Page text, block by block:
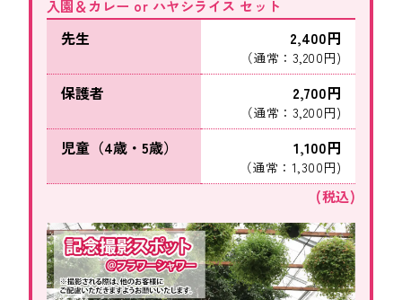
入園＆カレー or ハヤシライス セット
先生 2,400円
（通常：3,200円)
保護者 2,700円
（通常：3,200円)
児童（4歳・5歳） 1,100円
（通常：1,300円)
(税込)